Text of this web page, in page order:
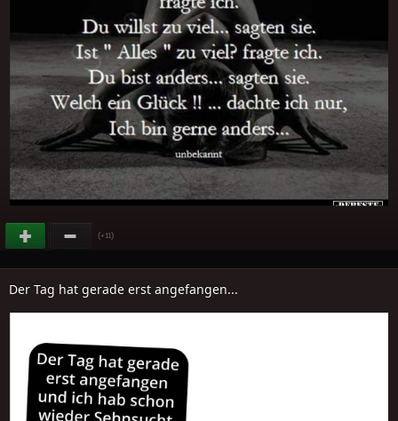
(+11)
Der Tag hat gerade erst angefangen...